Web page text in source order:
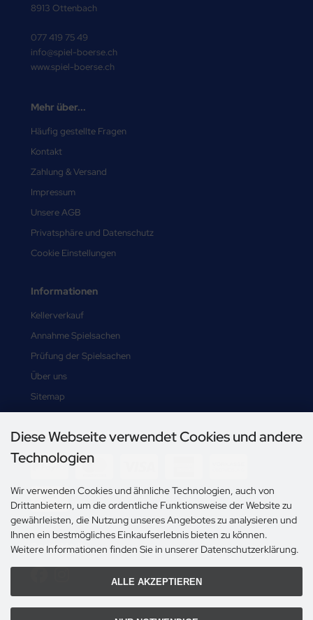
8913 Ottenbach
077 419 75 49
info@spiel-boerse.ch
www.spiel-boerse.ch
Mehr über...
Häufig gestellte Fragen
Kontakt
Zahlung & Versand
Impressum
Unsere AGB
Privatsphäre und Datenschutz
Cookie Einstellungen
Informationen
Kellerverkauf
Annahme Spielsachen
Prüfung der Spielsachen
Über uns
Sitemap
Zahlungsmethoden
Social Media
Diese Webseite verwendet Cookies und andere
Technologien
Wir verwenden Cookies und ähnliche Technologien, auch von
Drittanbietern, um die ordentliche Funktionsweise der Website zu
gewährleisten, die Nutzung unseres Angebotes zu analysieren und
Ihnen ein bestmögliches Einkaufserlebnis bieten zu können.
Weitere Informationen finden Sie in unserer Datenschutzerklärung.
ALLE AKZEPTIEREN